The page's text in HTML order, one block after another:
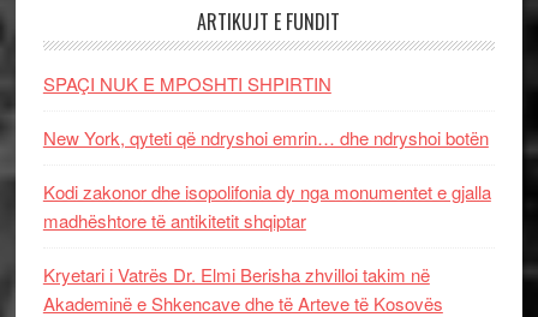
ARTIKUJT E FUNDIT
SPAÇI NUK E MPOSHTI SHPIRTIN
New York, qyteti që ndryshoi emrin… dhe ndryshoi botën
Kodi zakonor dhe isopolifonia dy nga monumentet e gjalla
madhështore të antikitetit shqiptar
Kryetari i Vatrës Dr. Elmi Berisha zhvilloi takim në
Akademinë e Shkencave dhe të Arteve të Kosovës